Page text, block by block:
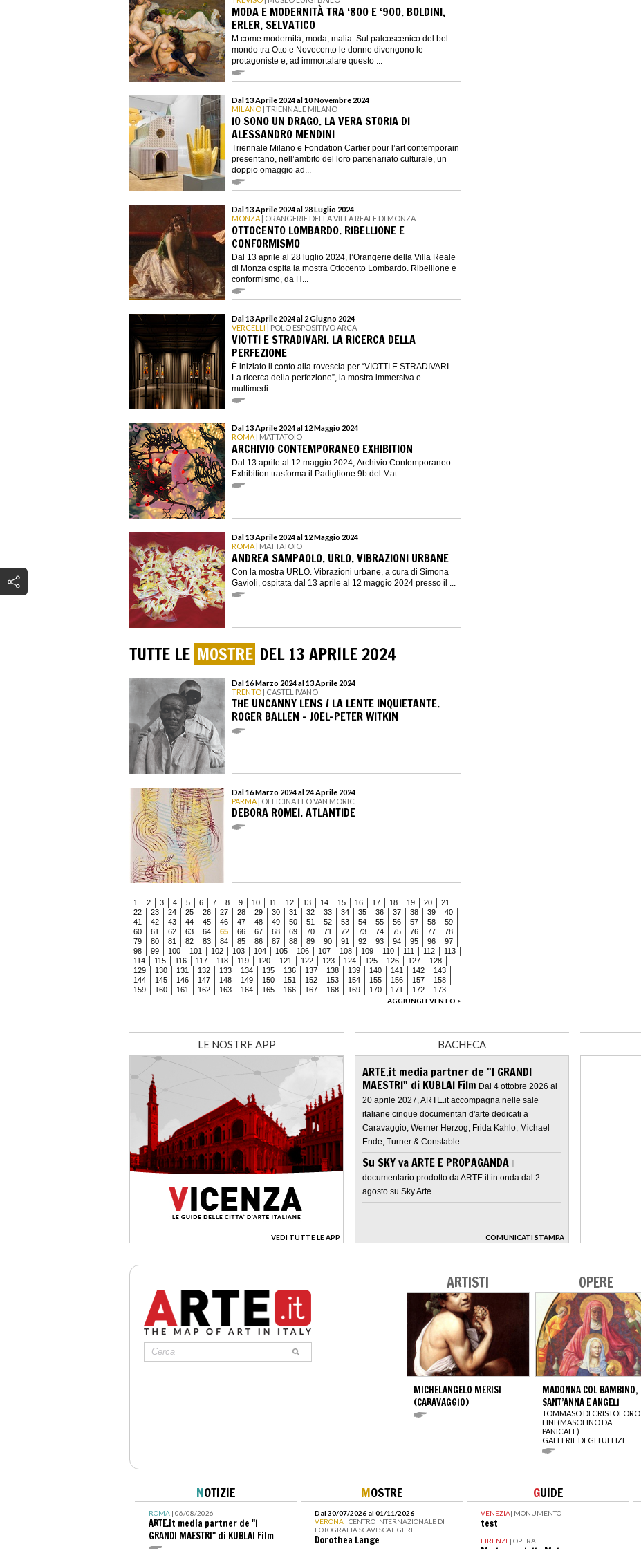
MODA E MODERNITÀ TRA ‘800 E ‘900. BOLDINI,
ERLER, SELVATICO
M come modernità, moda, malia. Sul palcoscenico del bel
mondo tra Otto e Novecento le donne divengono le
protagoniste e, ad immortalare questo ...
Dal 13 Aprile 2024 al 10 Novembre 2024
MILANO | TRIENNALE MILANO
IO SONO UN DRAGO. LA VERA STORIA DI
ALESSANDRO MENDINI
Triennale Milano e Fondation Cartier pour l’art contemporain
presentano, nell’ambito del loro partenariato culturale, un
doppio omaggio ad...
Dal 13 Aprile 2024 al 28 Luglio 2024
MONZA | ORANGERIE DELLA VILLA REALE DI MONZA
OTTOCENTO LOMBARDO. RIBELLIONE E
CONFORMISMO
Dal 13 aprile al 28 luglio 2024, l’Orangerie della Villa Reale
di Monza ospita la mostra Ottocento Lombardo. Ribellione e
conformismo, da H...
Dal 13 Aprile 2024 al 2 Giugno 2024
VERCELLI | POLO ESPOSITIVO ARCA
VIOTTI E STRADIVARI. LA RICERCA DELLA
PERFEZIONE
È iniziato il conto alla rovescia per “VIOTTI E STRADIVARI.
La ricerca della perfezione”, la mostra immersiva e
multimedi...
Dal 13 Aprile 2024 al 12 Maggio 2024
ROMA | MATTATOIO
ARCHIVIO CONTEMPORANEO EXHIBITION
Dal 13 aprile al 12 maggio 2024, Archivio Contemporaneo
Exhibition trasforma il Padiglione 9b del Mat...
Dal 13 Aprile 2024 al 12 Maggio 2024
ROMA | MATTATOIO
ANDREA SAMPAOLO. URLO. VIBRAZIONI URBANE
Con la mostra URLO. Vibrazioni urbane, a cura di Simona
Gavioli, ospitata dal 13 aprile al 12 maggio 2024 presso il ...
TUTTE LE MOSTRE DEL 13 APRILE 2024
Dal 16 Marzo 2024 al 13 Aprile 2024
TRENTO | CASTEL IVANO
THE UNCANNY LENS / LA LENTE INQUIETANTE.
ROGER BALLEN – JOEL-PETER WITKIN
Dal 16 Marzo 2024 al 24 Aprile 2024
PARMA | OFFICINA LEO VAN MORIC
DEBORA ROMEI. ATLANTIDE
1 2 3 4 5 6 7 8 9 10 11 12 13 14 15 16 17 18 19 20
21
22
23 24 25 26 27 28 29 30 31 32 33 34 35 36 37 38 39
40
41
42 43 44 45 46 47 48 49 50 51 52 53 54 55 56 57 58
59
60
61 62 63 64 65 66 67 68 69 70 71 72 73 74 75 76 77
78
79
80 81 82 83 84 85 86 87 88 89 90 91 92 93 94 95 96
97
98
99 100 101 102 103 104 105 106 107 108 109 110 111 112
113
114
115 116 117 118 119 120 121 122 123 124 125 126 127
128
129
130 131 132 133 134 135 136 137 138 139 140 141 142
143
144
145 146 147 148 149 150 151 152 153 154 155 156 157
158
159
160 161 162 163 164 165 166 167 168 169 170 171 172
173
AGGIUNGI EVENTO >
LE NOSTRE APP
VEDI TUTTE LE APP
>
BACHECA
ARTE.it media partner de "I GRANDI
MAESTRI" di KUBLAI Film Dal 4 ottobre 2026 al
20 aprile 2027, ARTE.it accompagna nelle sale
italiane cinque documentari d'arte dedicati a
Caravaggio, Werner Herzog, Frida Kahlo, Michael
Ende, Turner & Constable
Su SKY va ARTE E PROPAGANDA Il
documentario prodotto da ARTE.it in onda dal 2
agosto su Sky Arte
COMUNICATI STAMPA
>
ARTISTI
MICHELANGELO MERISI
(CARAVAGGIO)
OPERE
MADONNA COL BAMBINO,
SANT’ANNA E ANGELI
TOMMASO DI CRISTOFORO
FINI (MASOLINO DA
PANICALE)
GALLERIE DEGLI UFFIZI
NOTIZIE
ROMA| 06/08/2026
ARTE.it media partner de "I
GRANDI MAESTRI" di KUBLAI Film
MOSTRE
Dal 30/07/2026 al 01/11/2026
VERONA | CENTRO INTERNAZIONALE DI
FOTOGRAFIA SCAVI SCALIGERI
Dorothea Lange
GUIDE
VENEZIA| MONUMENTO
test
FIRENZE| OPERA